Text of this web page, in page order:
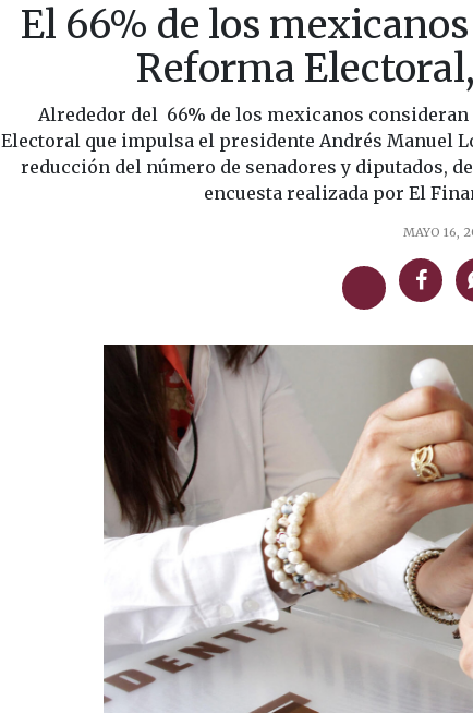
El 66% de los
Reforma
Alrededor del 66% de los mexicanos
Electoral que impulsa el presidente Andrés Manuel
reducción del número de senadores y diputados,
encuesta realizada por El
MAYO 16,